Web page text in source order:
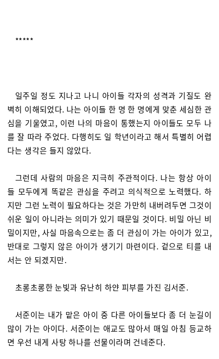
*****
일주일 정도 지나고 나니 아이들 각자의 성격과 기질도 완
벽히 이해되었다. 나는 아이들 한 명 한 명에게 맞춘 세심한 관
심을 기울였고, 이런 나의 마음이 통했는지 아이들도 모두 나
를 잘 따라 주었다. 다행히도 일 학년이라고 해서 특별히 어렵
다는 생각은 들지 않았다.
그런데 사람의 마음은 지극히 주관적이다. 나는 항상 아이
들 모두에게 똑같은 관심을 주려고 의식적으로 노력했다. 하
지만 그런 노력이 필요하다는 것은 가만히 내버려두면 그것이
쉬운 일이 아니라는 의미가 있기 때문일 것이다. 비밀 아닌 비
밀이지만, 사실 마음속으로는 좀 더 관심이 가는 아이가 있고,
반대로 그렇지 않은 아이가 생기기 마련이다. 겉으로 티를 내
서는 안 되겠지만.
초롱초롱한 눈빛과 유난히 하얀 피부를 가진 김서준.
서준이는 내가 맡은 아이 중 다른 아이들보다 좀 더 눈길이
많이 가는 아이다. 서준이는 애교도 많아서 매일 아침 등교하
면 우선 내게 사탕 하나를 선물이라며 건네준다.